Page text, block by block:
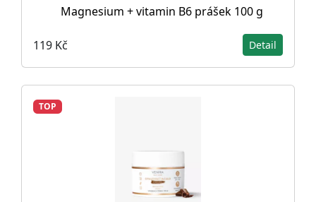
Magnesium + vitamin B6 prášek 100 g
119 Kč Detail
TOP